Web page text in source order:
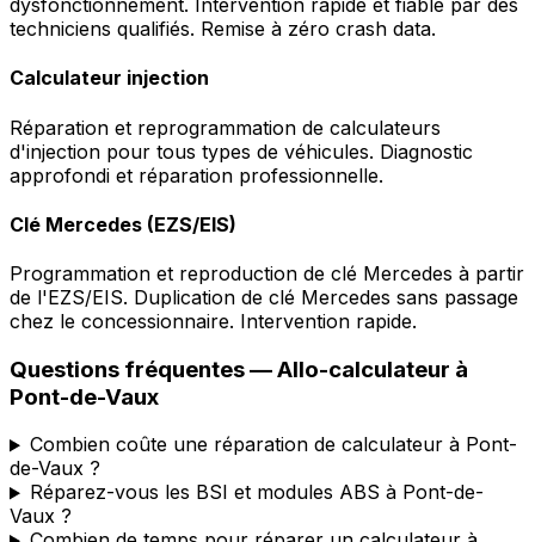
techniciens qualifiés. Remise à zéro crash data.
Calculateur injection
Réparation et reprogrammation de calculateurs
d'injection pour tous types de véhicules. Diagnostic
approfondi et réparation professionnelle.
Clé Mercedes (EZS/EIS)
Programmation et reproduction de clé Mercedes à partir
de l'EZS/EIS. Duplication de clé Mercedes sans passage
chez le concessionnaire. Intervention rapide.
Questions fréquentes —Allo-calculateur à
Pont-de-Vaux
Combien coûte une réparation de calculateur à Pont-
de-Vaux ?
Réparez-vous les BSI et modules ABS à Pont-de-
Vaux ?